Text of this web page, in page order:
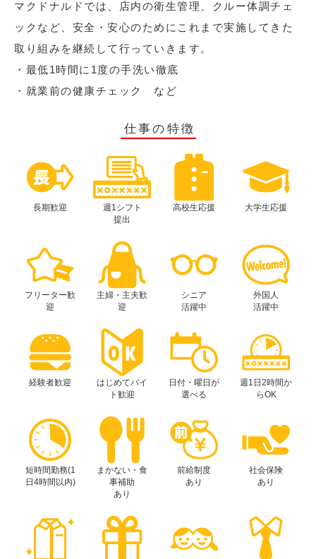
マクドナルドでは、店内の衛生管理、クルー体調チェ
ックなど、安全・安心のためにこれまで実施してきた
取り組みを継続して行っていきます。
・最低1時間に1度の手洗い徹底
・就業前の健康チェック など
仕事の特徴
長期歓迎
週1シフト
提出
高校生応援 大学生応援
フリーター歓
迎
主婦・主夫歓
迎
シニア
活躍中
外国人
活躍中
経験者歓迎
はじめてバイ
ト歓迎
日付・曜日が
選べる
週1日2時間か
らOK
短時間勤務(1
日4時間以内)
まかない・食
事補助
あり
前給制度
あり
社会保険
あり